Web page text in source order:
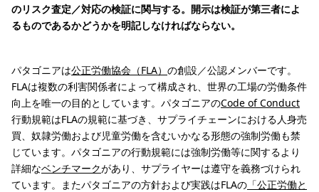
のリスク査定／対応の検証に関与する。開示は検証が第三者によ
るものであるかどうかを明記しなければならない。
パタゴニアは公正労働協会（FLA） の創設／公認メンバーです。
FLAは複数の利害関係者によって構成され、世界の工場の労働条件
向上を唯一の目的としています。パタゴニアのCode of Conduct
行動規範はFLAの規範に基づき、サプライチェーンにおける人身売
買、奴隷労働および児童労働を含むいかなる形態の強制労働も禁
じています。パタゴニアの行動規範には強制労働等に関するより
詳細なベンチマークがあり、サプライヤーは遵守を義務づけられ
ています。またパタゴニアの方針および実践はFLAの 「公正労働と